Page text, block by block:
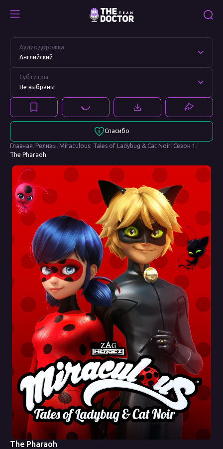
Pharaoh
Аудиодорожка
Английский
Субтитры
Не выбраны
Спасибо
Главная/Релизы/Miraculous: Tales of Ladybug & Cat Noir/Сезон 1 /
The Pharaoh
The Pharaoh